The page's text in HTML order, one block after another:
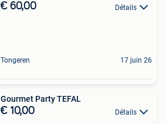
€ 60,00 Détails
Tongeren 17 juin 26
Gourmet Party TEFAL
€ 10,00 Détails